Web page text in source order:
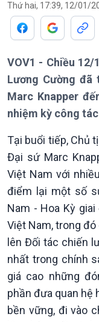
Giới thiệu
Thứ hai, 17:39, 12/01/
VOV1 - Chiều
Lương Cường
Marc Knapper
nhiệm kỳ công
Tại buổi tiếp, Chủ
Đại sứ Marc
Việt Nam với
điểm lại một số
Nam - Hoa Kỳ
Việt Nam, trong
lên Đối tác chiến
nhất trong chính
giá cao những
phần đưa quan hệ
bền vững, đi vào